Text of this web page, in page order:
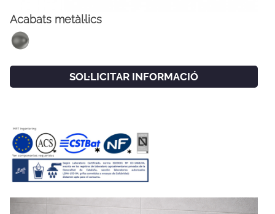
CAT ESP ENG FRA
Acabats metàl·lics
SOL·LICITAR INFORMACIÓ